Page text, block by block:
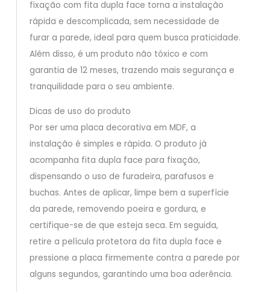
fixação com fita dupla face torna a instalação
rápida e descomplicada, sem necessidade de
furar a parede, ideal para quem busca praticidade.
Além disso, é um produto não tóxico e com
garantia de 12 meses, trazendo mais segurança e
tranquilidade para o seu ambiente.
Dicas de uso do produto
Por ser uma placa decorativa em MDF, a
instalação é simples e rápida. O produto já
acompanha fita dupla face para fixação,
dispensando o uso de furadeira, parafusos e
buchas. Antes de aplicar, limpe bem a superfície
da parede, removendo poeira e gordura, e
certifique-se de que esteja seca. Em seguida,
retire a película protetora da fita dupla face e
pressione a placa firmemente contra a parede por
alguns segundos, garantindo uma boa aderência.